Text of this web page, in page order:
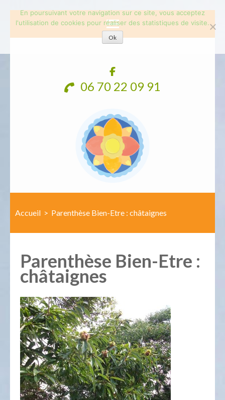
06 70 22 09 91
Accueil > Parenthèse Bien-Etre : châtaignes
Parenthèse Bien-Etre :
châtaignes
En poursuivant votre navigation sur ce site, vous acceptez
l'utilisation de cookies pour réaliser des statistiques de visite.
Ok